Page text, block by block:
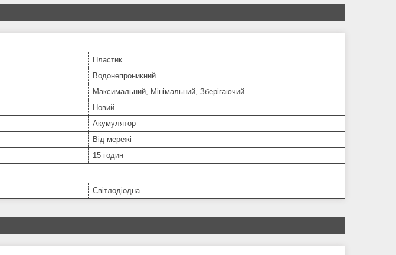
Пластик
Водонепроникний
Максимальний, Мінімальний, Зберігаючий
Новий
Акумулятор
Від мережі
15 годин
Світлодіодна